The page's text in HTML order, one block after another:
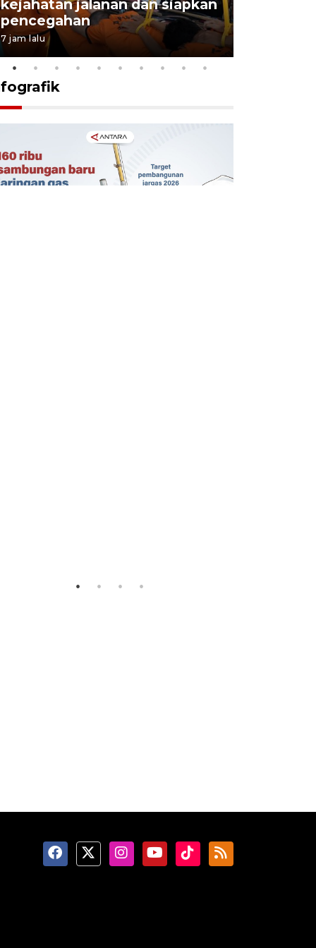
kejahatan jalanan dan siapkan
pencegahan
7 jam lalu